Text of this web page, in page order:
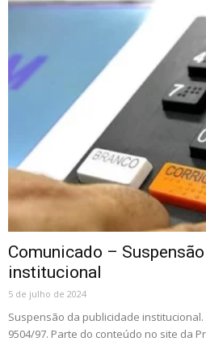
Comunicado –
institucional
5 de julho de 2024
Suspensão da publicidade institucional.
9504/97. Parte do conteúdo no site da